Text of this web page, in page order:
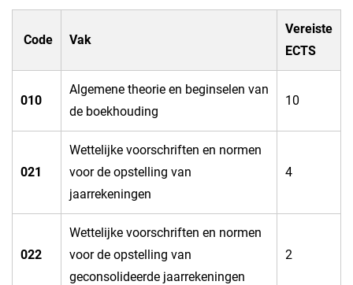
Code Vak
Vereiste
ECTS
010​
​Algemene theorie en beginselen van
de boekhouding
​10
​021
​Wettelijke voorschriften en normen
voor de opstelling van
jaarrekeningen
​4
​022
​Wettelijke voorschriften en normen
voor de opstelling van
geconsolideerde jaarrekeningen
​2